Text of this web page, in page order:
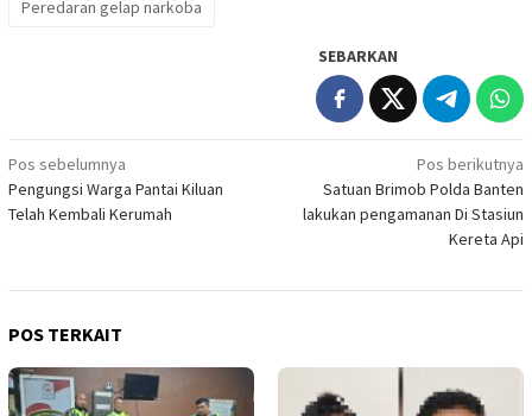
Peredaran gelap narkoba
SEBARKAN
Navigasi
pos
Pos sebelumnya
Pengungsi Warga Pantai Kiluan
Telah Kembali Kerumah
Pos berikutnya
Satuan Brimob Polda Banten
lakukan pengamanan Di Stasiun
Kereta Api
POS TERKAIT